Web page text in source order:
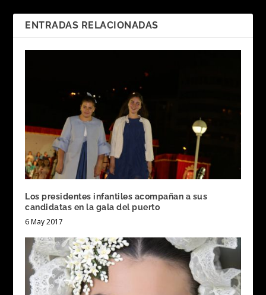
ENTRADAS RELACIONADAS
Los presidentes infantiles acompañan a sus
candidatas en la gala del puerto
6 May 2017